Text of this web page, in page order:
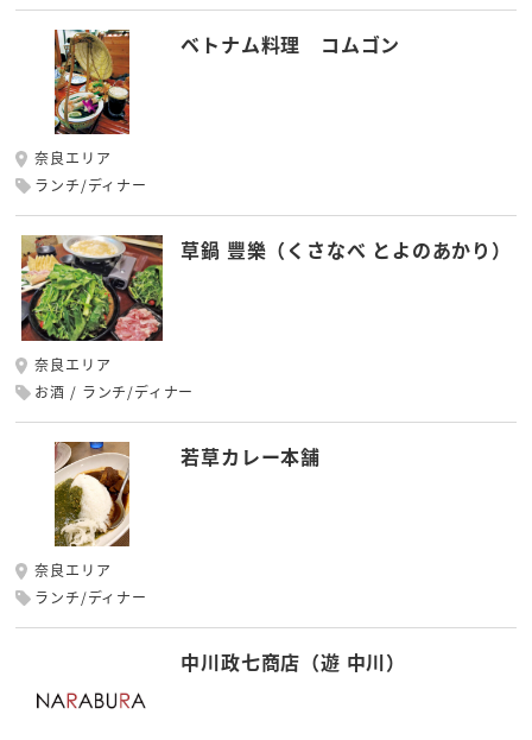
ベトナム料理 コムゴン
奈良エリア
ランチ/ディナー
草鍋 豐樂（くさなべ とよのあかり）
奈良エリア
お酒
ランチ/ディナー
若草カレー本舗
奈良エリア
ランチ/ディナー
中川政七商店（遊 中川）